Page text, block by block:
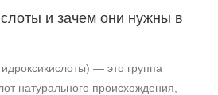
и зачем они нужны в
— это группа
натурального происхождения,